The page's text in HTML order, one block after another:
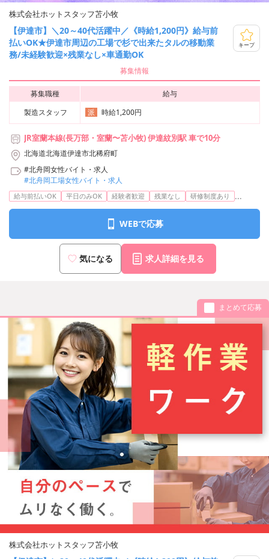
株式会社ホットスタッフ苫小牧
【伊達市】＼20～40代活躍中／《時給1,200円》給与前
払いOK★伊達市周辺の工場で杉で出来たタルの移動業
務/未経験歓迎×残業なし×車通勤OK
キープ
募集情報
募集職種
給与
製造スタッフ
派 時給1,200円
JR室蘭本線(長万部・室蘭〜苫小牧) 伊達紋別駅 車で10分
北海道北海道伊達市北稀府町
#北舟岡女性バイト・求人
#北舟岡工場女性バイト・求人
給与前払いOK 平日のみOK 経験者歓迎 残業なし 研修制度あり ...
WEBで応募
気になる 求人詳細を見る
まとめて応募
株式会社ホットスタッフ苫小牧